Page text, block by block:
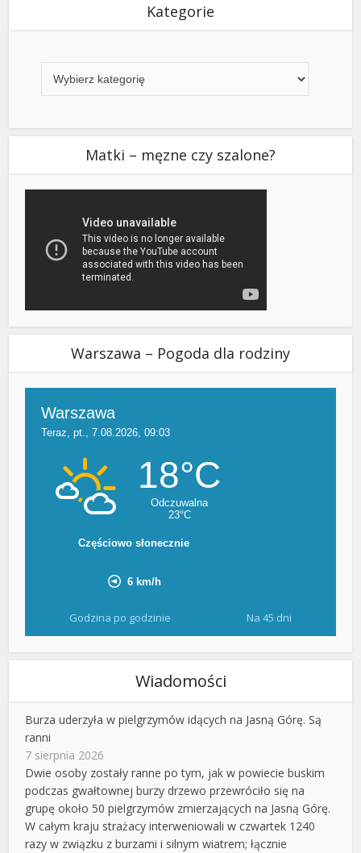
Kategorie
Matki – męzne czy szalone?
Warszawa – Pogoda dla rodziny
Godzina po godzinie Na 45 dni
Wiadomości
Burza uderzyła w pielgrzymów idących na Jasną Górę. Są
ranni
7 sierpnia 2026
Dwie osoby zostały ranne po tym, jak w powiecie buskim
podczas gwałtownej burzy drzewo przewróciło się na
grupę około 50 pielgrzymów zmierzających na Jasną Górę.
W całym kraju strażacy interweniowali w czwartek 1240
razy w związku z burzami i silnym wiatrem; łącznie